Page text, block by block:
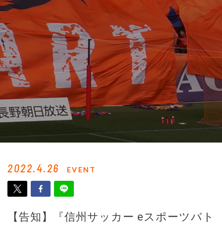
2022.4.26 EVENT
【告知】『信州サッカー eスポーツバト